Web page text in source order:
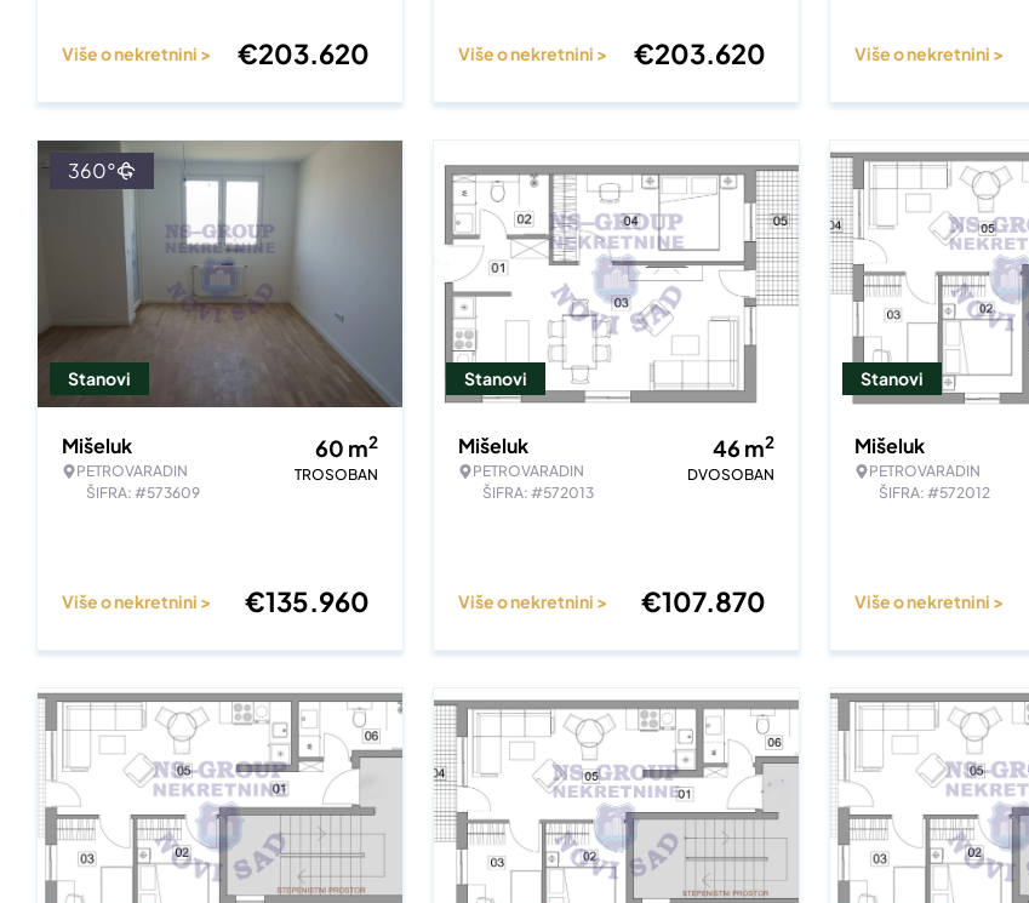
Više o nekretnini > €203.620 Više o nekretnini > €203.620 Više o nekretnini >
Stanovi
360°
Mišeluk
PETROVARADIN
ŠIFRA: #573609
60 m2
TROSOBAN
Više o nekretnini > €135.960
Stanovi
Mišeluk
PETROVARADIN
ŠIFRA: #572013
46 m2
DVOSOBAN
Više o nekretnini > €107.870
Stanovi
Mišeluk
PETROVARADIN
ŠIFRA: #572012
Više o nekretnini >